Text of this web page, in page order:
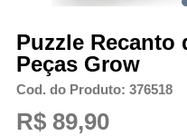
Puzzle Recanto
Peças Grow
Cod. do Produto: 376518
R$ 89,90